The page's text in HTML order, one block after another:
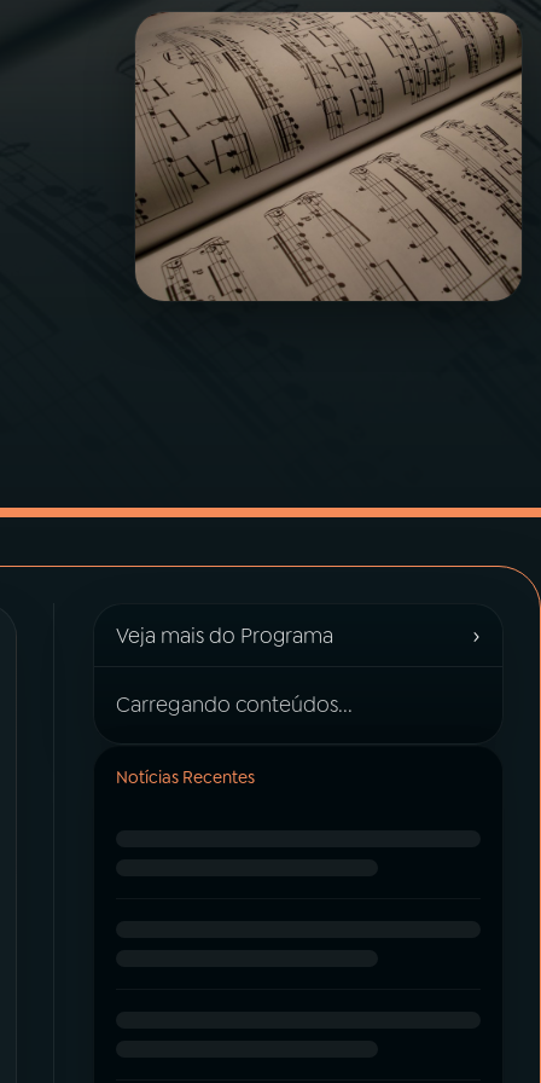
Veja mais do Programa ›
Carregando conteúdos...
Notícias Recentes